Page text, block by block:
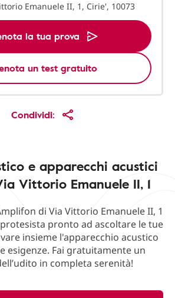
Emanuele II, 1, Cirie', 10073
la tua prova
un test gratuito
Condividi:
e apparecchi acustici
Vittorio Emanuele II, 1
di Via Vittorio Emanuele II, 1
pronto ad ascoltare le tue
insieme l'apparecchio acustico
esigenze. Fai gratuitamente un
in completa serenità!